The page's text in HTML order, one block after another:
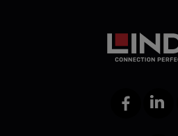
FacebookLinkedIn